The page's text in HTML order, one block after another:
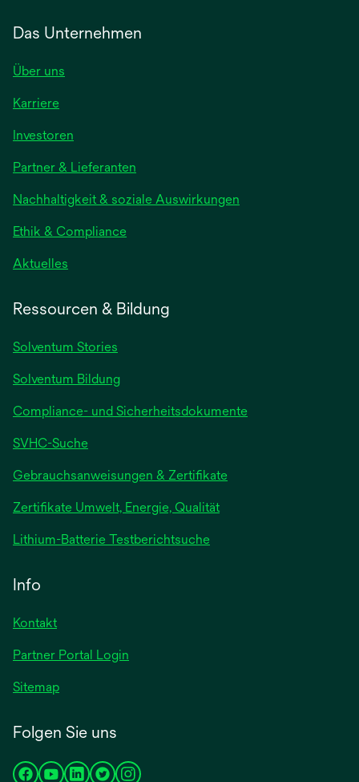
Das Unternehmen
Über uns
Karriere
Investoren
Partner & Lieferanten
Nachhaltigkeit & soziale Auswirkungen
Ethik & Compliance
Aktuelles
Ressourcen & Bildung
Solventum Stories
Solventum Bildung
Compliance- und Sicherheitsdokumente
SVHC-Suche
Gebrauchsanweisungen & Zertifikatewird
Zertifikate Umwelt, Energie, Qualität
Lithium-Batterie Testberichtsuchewird
Info
Kontakt
Partner Portal Login
Sitemap
Folgen Sie uns